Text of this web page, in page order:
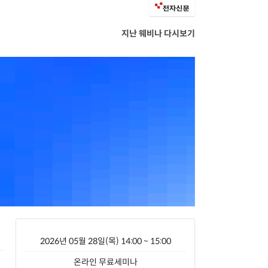
지난 웨비나 다시보기
2026년 05월 28일(목) 14:00 ~ 15:00
온라인 무료세미나